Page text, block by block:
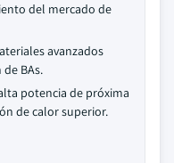
del mercado de
avanzados
BAs.
potencia de próxima
de calor superior.